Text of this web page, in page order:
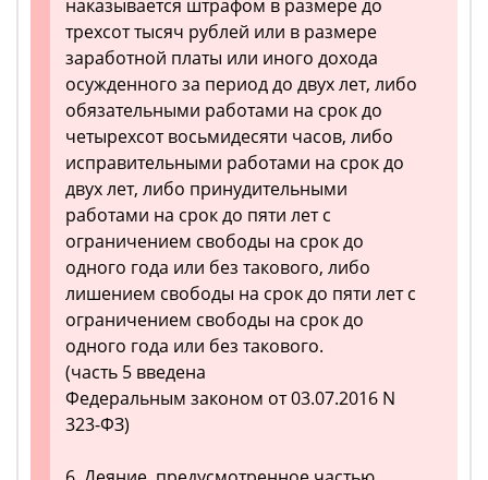
наказывается штрафом в размере до
трехсот тысяч рублей или в размере
заработной платы или иного дохода
осужденного за период до двух лет, либо
обязательными работами на срок до
четырехсот восьмидесяти часов, либо
исправительными работами на срок до
двух лет, либо принудительными
работами на срок до пяти лет с
ограничением свободы на срок до
одного года или без такового, либо
лишением свободы на срок до пяти лет с
ограничением свободы на срок до
одного года или без такового.
(часть 5 введена
Федеральным законом от 03.07.2016 N
323-ФЗ)